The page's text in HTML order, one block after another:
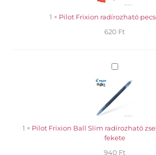
1 × Pilot Frixion radírozható
620 Ft
Pilot
Ball
Slim
zselés
toll
038
1 × Pilot Frixion Ball Slim radírozható
fekete
940 Ft